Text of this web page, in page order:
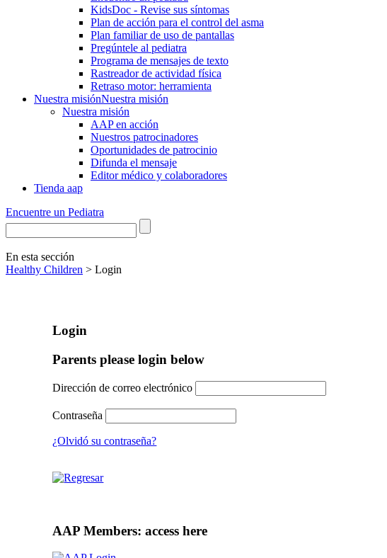
KidsDoc - Revise sus síntomas
Plan de acción para el control del asma
Plan familiar de uso de pantallas
Pregúntele al pediatra
Programa de mensajes de texto
Rastre​​ador de activida​d física
Retraso motor: herramienta
Nuestra misiónNuestra misión
Nuestra misión
AAP en acción
Nuestros patrocinadores
Oportunidades de patrocinio
Difunda el mensaje
Editor médico y colaboradores
Tienda aap
Encuentre un Pediatra
En esta sección
Healthy Children > Login
Login
Parents please login below
Dirección de correo electrónico
Contraseña
¿Olvidó su contraseña?
AAP Members: access here